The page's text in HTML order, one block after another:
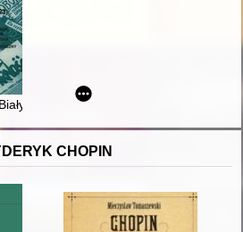
karnawał w Krakowie w latach
CHOPIN